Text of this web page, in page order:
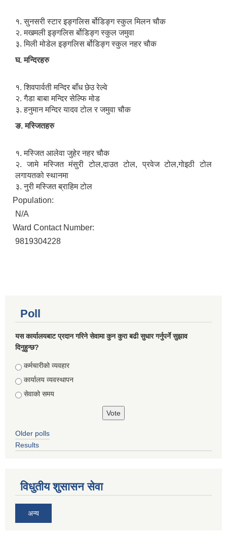
१. सुनसरी स्टार इङ्गलिस र्बोडिङ्ग स्कुल मिलन चौक
२. मखमली इङ्गलिस र्बोडिङ्ग स्कुल जमुवा
३. मिली मोडेल इङ्गलिस र्बोडिङ्ग स्कुल नहर चौक
घ. मन्दिरहरु
१. शिवपार्वती मन्दिर बाँध छेउ रेल्वे
२. गैडा बाबा मन्दिर सेल्फि मोड
३. हनुमान मन्दिर यादव टोल र जमुवा चौक
ङ. मस्जितहरु
१. मस्जित आलेवा जुहेर नहर चौक
२. जामे मस्जित मंसुरी टोल,दाउत टोल, प्रवेज टोल,गोइठी टोल
लगायतको स्थानमा
३. नुरी मस्जित ब्राहिम टोल
Population:
N/A
Ward Contact Number:
9819304228
Poll
यस कार्यालयबाट प्रदान गरिने सेवामा कुन कुरा बढी सुधार गर्नुपर्ने सुझाव
दिनुहुन्छ?
Choices
कर्मचारीको व्यवहार
कार्यालय व्यवस्थापन
सेवाको समय
Older polls
Results
विधुतीय शुसासन सेवा
अन्य